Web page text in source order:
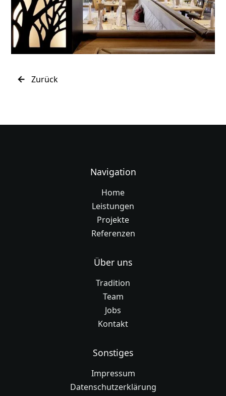
Zurück
Navigation
Home
Leistungen
Projekte
Referenzen
Über uns
Tradition
Team
Jobs
Kontakt
Sonstiges
Impressum
Datenschutzerklärung